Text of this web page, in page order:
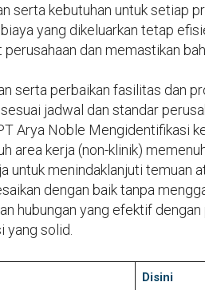
serta kebutuhan untuk setiap
yang dikeluarkan tetap
perusahaan dan memastikan
serta perbaikan fasilitas dan
jadwal dan standar
Arya Noble Mengidentifikasi
area kerja (non-klinik)
untuk menindaklanjuti temuan
dengan baik tanpa
hubungan yang efektif
yang solid.
Disini